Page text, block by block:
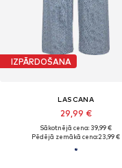
IZPĀRDOŠANA
LASCANA
29,99 €
Sākotnējā cena: 39,99 €
Pēdējā zemākā cena:23,99 €